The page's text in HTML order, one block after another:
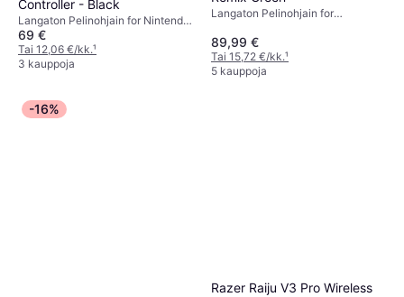
Controller - Black
Langaton Pelinohjain for Nintendo
Switch
69 €
Tai 12,06 €/kk.¹
3 kauppoja
Langaton Pelinohjain for
Android
89,99 €
Tai 15,72 €/kk.¹
5 kauppoja
-16%
Razer Raiju V3 Pro Wireless